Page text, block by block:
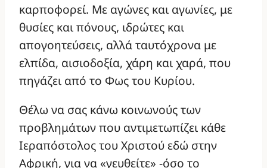
καρποφορεί. Με αγώνες και αγωνίες, με
θυσίες και πόνους, ιδρώτες και
απογοητεύσεις, αλλά ταυτόχρονα με
ελπίδα, αισιοδοξία, χάρη και χαρά, που
πηγάζει από το Φως του Κυρίου.
Θέλω να σας κάνω κοινωνούς των
προβλημάτων που αντιμετωπίζει κάθε
Ιεραπόστολος του Χριστού εδώ στην
Αφρική, για να «γευθείτε» -όσο το